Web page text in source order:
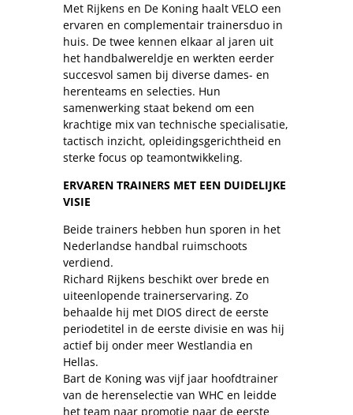
Met Rijkens en De Koning haalt VELO een
ervaren en complementair trainersduo in
huis. De twee kennen elkaar al jaren uit
het handbalwereldje en werkten eerder
succesvol samen bij diverse dames- en
herenteams en selecties. Hun
samenwerking staat bekend om een
krachtige mix van technische specialisatie,
tactisch inzicht, opleidingsgerichtheid en
sterke focus op teamontwikkeling.
ERVAREN TRAINERS MET EEN DUIDELIJKE
VISIE
Beide trainers hebben hun sporen in het
Nederlandse handbal ruimschoots
verdiend.
Richard Rijkens beschikt over brede en
uiteenlopende trainerservaring. Zo
behaalde hij met DIOS direct de eerste
periodetitel in de eerste divisie en was hij
actief bij onder meer Westlandia en
Hellas.
Bart de Koning was vijf jaar hoofdtrainer
van de herenselectie van WHC en leidde
het team naar promotie naar de eerste